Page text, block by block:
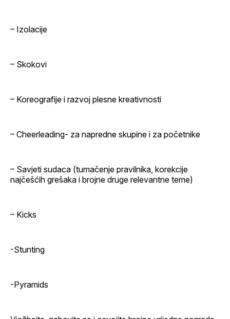
– Izolacije
– Skokovi
– Koreografije i razvoj plesne kreativnosti
– Cheerleading- za napredne skupine i za početnike
– Savjeti sudaca (tumačenje pravilnika, korekcije
najčešćih grešaka i brojne druge relevantne teme)
– Kicks
-Stunting
-Pyramids